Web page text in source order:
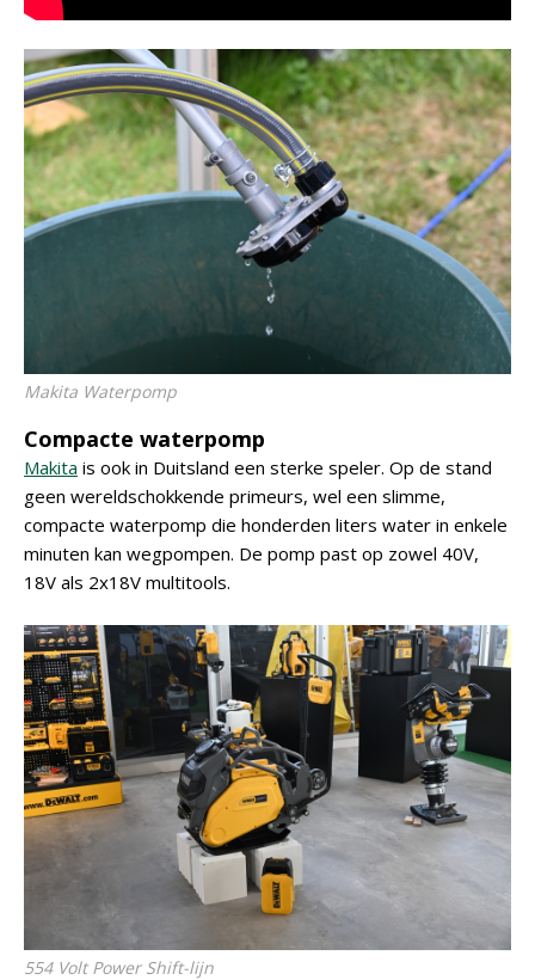
Makita Waterpomp
Compacte waterpomp
Makita is ook in Duitsland een sterke speler. Op de stand
geen wereldschokkende primeurs, wel een slimme,
compacte waterpomp die honderden liters water in enkele
minuten kan wegpompen. De pomp past op zowel 40V,
18V als 2x18V multitools.
554 Volt Power Shift-lijn